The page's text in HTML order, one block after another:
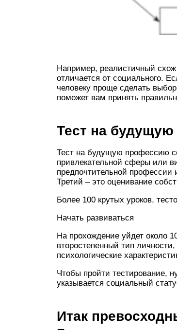
Например, реалистичный
отличается от социального.
человеку проще сделать
поможет вам принять
Тест на
Тест на будущую профессию
привлекательной сферы или
предпочтительной профессии
Третий – это оценивание
Более 100 крутых уроков,
Начать развиваться
На прохождение уйдет около
второстепенный тип
психологические
Чтобы пройти тестирование,
указывается социальный
Итак